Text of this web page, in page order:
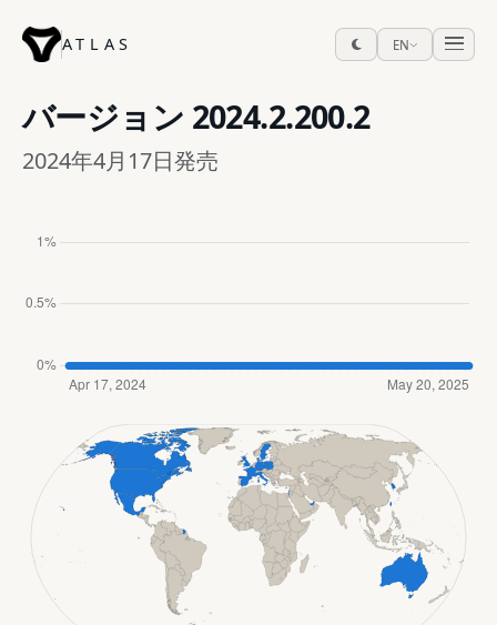
ATLAS EN
バージョン 2024.2.200.2
2024年4月17日発売